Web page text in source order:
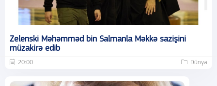
Zelenski Məhəmməd bin Salmanla Məkkə sazişini
müzakirə edib
20:00 Dünya